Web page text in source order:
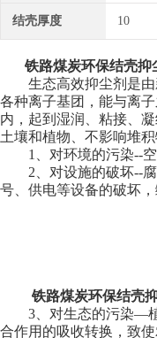
结壳厚度 10
铁路煤炭环保结壳抑
生态高效抑尘剂是
各种离子基团，能与离
内，起到 湿润、粘接、凝
土壤和植物、不影响堆积
1、对环境的污染--
2、对设施的破坏--
号、供电等设备的破坏
铁路煤炭环保结壳
3、对生态的污染—
合作用的吸收转换，致